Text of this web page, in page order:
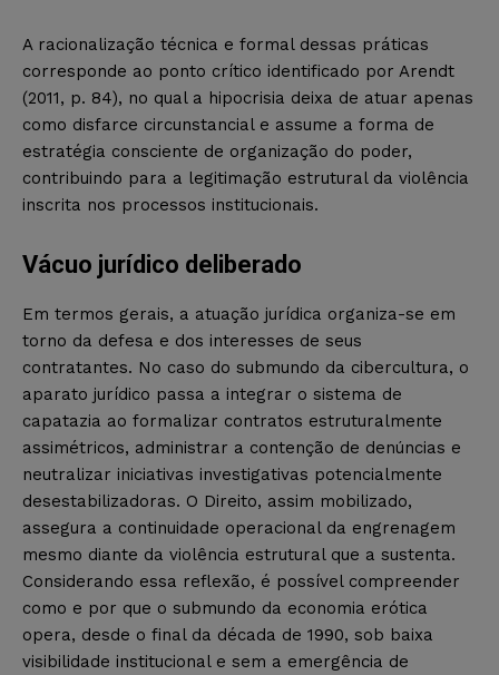
A racionalização técnica e formal dessas práticas
corresponde ao ponto crítico identificado por Arendt
(2011, p. 84), no qual a hipocrisia deixa de atuar apenas
como disfarce circunstancial e assume a forma de
estratégia consciente de organização do poder,
contribuindo para a legitimação estrutural da violência
inscrita nos processos institucionais.
Vácuo jurídico deliberado
Em termos gerais, a atuação jurídica organiza-se em
torno da defesa e dos interesses de seus
contratantes. No caso do submundo da cibercultura, o
aparato jurídico passa a integrar o sistema de
capatazia ao formalizar contratos estruturalmente
assimétricos, administrar a contenção de denúncias e
neutralizar iniciativas investigativas potencialmente
desestabilizadoras. O Direito, assim mobilizado,
assegura a continuidade operacional da engrenagem
mesmo diante da violência estrutural que a sustenta.
Considerando essa reflexão, é possível compreender
como e por que o submundo da economia erótica
opera, desde o final da década de 1990, sob baixa
visibilidade institucional e sem a emergência de